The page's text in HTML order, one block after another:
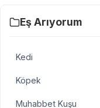
Eş Arıyorum
Kedi
Köpek
Muhabbet Kuşu